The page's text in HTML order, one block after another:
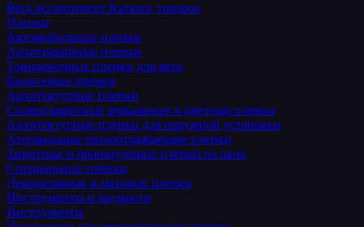
Весь ассортимент Каталог товаров
Пленки
Автомобильные пленки
Антигравийные пленки
Тонировочные пленки для авто
Виниловые пленки
Архитектурные пленки
Солнцезащитные зеркальные и цветные пленки
Архитектурные пленки для наружной установки
Атермальные теплоотражающие пленки
Защитные и бронирующие пленки на окна
Специальные плёнки
Декоративные и матовые пленки
Инструменты и жидкости
Инструменты